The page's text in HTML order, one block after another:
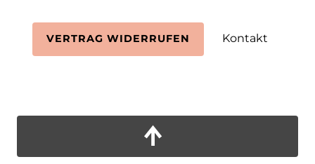
VERTRAG WIDERRUFEN Kontakt